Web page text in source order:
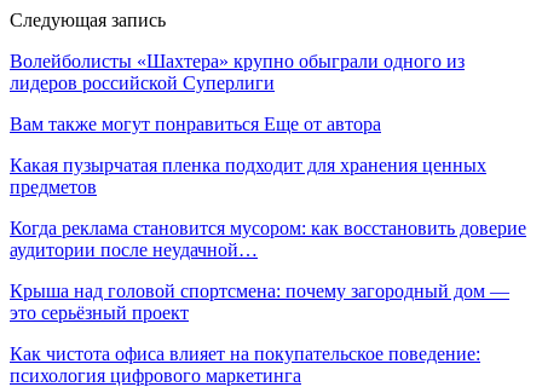
Следующая запись
Волейболисты «Шахтера» крупно обыграли одного из
лидеров российской Суперлиги
Вам также могут понравиться Еще от автора
Какая пузырчатая пленка подходит для хранения ценных
предметов
Когда реклама становится мусором: как восстановить доверие
аудитории после неудачной…
Крыша над головой спортсмена: почему загородный дом —
это серьёзный проект
Как чистота офиса влияет на покупательское поведение:
психология цифрового маркетинга